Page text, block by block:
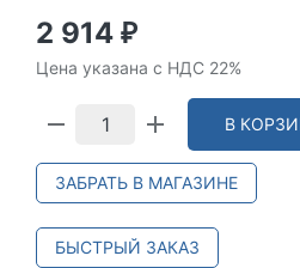
2 914 ₽
Цена указана с НДС 22%
В
ЗАБРАТЬ В МАГАЗИНЕ
БЫСТРЫЙ ЗАКАЗ